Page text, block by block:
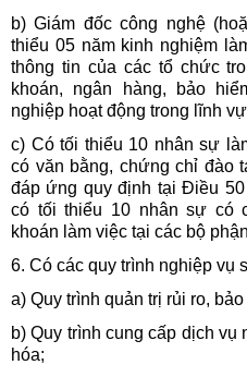
b) Giám đốc công nghệ
thiểu 05 năm kinh nghiệm
thông tin của các tổ chức
khoán, ngân hàng, bảo
nghiệp hoạt động trong lĩnh
c) Có tối thiểu 10 nhân sự
có văn bằng, chứng chỉ đào
đáp ứng quy định tại Điều
có tối thiểu 10 nhân sự có
khoán làm việc tại các bộ
6. Có các quy trình nghiệp vụ
a) Quy trình quản trị rủi ro,
b) Quy trình cung cấp dịch vụ
hóa;